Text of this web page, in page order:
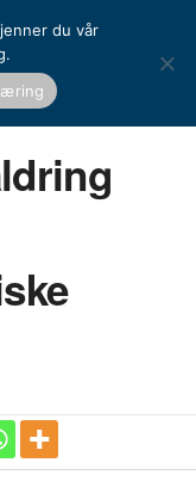
den nasjonalsosialistiske
du vår